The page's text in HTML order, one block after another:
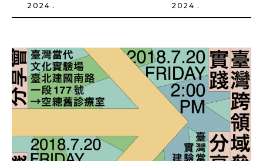
2024 . 2024 .